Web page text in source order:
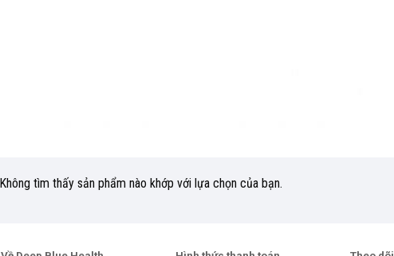
Không tìm thấy sản phẩm nào khớp với lựa chọn của bạn.